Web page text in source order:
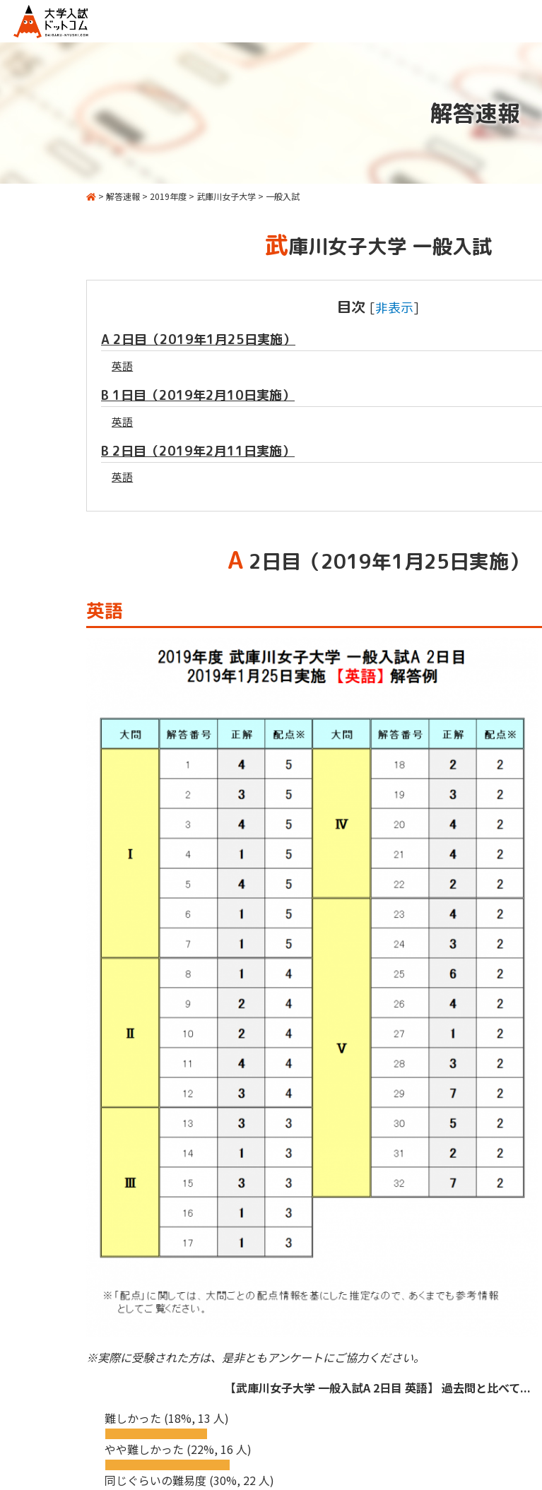
解答速報
> 解答速報 > 2019年度 > 武庫川女子大学 > 一般入試
武庫川女子大学 一般入試
目次 [非表示]
A 2日目（2019年1月25日実施）
英語
B 1日目（2019年2月10日実施）
英語
B 2日目（2019年2月11日実施）
英語
A2日目（2019年1月25日実施）
英語
※実際に受験された方は、是非ともアンケートにご協力ください。
【武庫川女子大学 一般入試A 2日目 英語】 過去問と比べて...
難しかった (18%, 13 人)
やや難しかった (22%, 16 人)
同じぐらいの難易度 (30%, 22 人)